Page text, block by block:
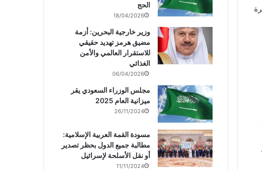
الحج
18/04/2026
وزير خارجية البحرين: أزمة
مضيق هرمز تهديد حقيقي
للاستقرار العالمي والأمن
الغذائي
06/04/2026
مجلس الوزراء السعودي يقر
ميزانية العام 2025
26/11/2024
مسودة القمة العربية الإسلامية:
مطالبة جميع الدول بحظر تصدير
أو نقل الأسلحة لإسرائيل
11/11/2024